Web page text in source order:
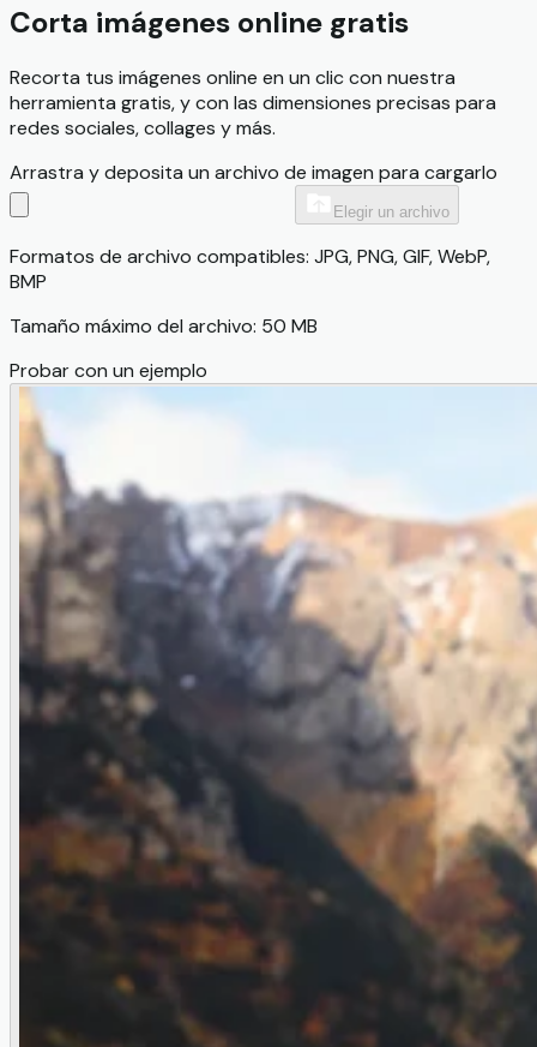
Corta imágenes online gratis
Recorta tus imágenes online en un clic con nuestra
herramienta gratis, y con las dimensiones precisas para
redes sociales, collages y más.
Arrastra y deposita un archivo de imagen para cargarlo
Elegir un archivo
Formatos de archivo compatibles: JPG, PNG, GIF, WebP,
BMP
Tamaño máximo del archivo: 50 MB
Probar con un ejemplo